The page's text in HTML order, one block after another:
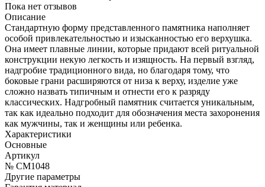
Пока нет отзывов
Описание
Стандартную форму представленного памятника наполняет
особой привлекательностью и изысканностью его верхушка.
Она имеет плавные линии, которые придают всей ритуальной
конструкции некую легкость и изящность. На первый взгляд,
надгробие традиционного вида, но благодаря тому, что
боковые грани расширяются от низа к верху, изделие уже
сложно назвать типичным и отнести его к разряду
классических. Надгробный памятник считается уникальным,
так как идеально подходит для обозначения места захоронения
как мужчины, так и женщины или ребенка.
Характеристики
Основные
Артикул
№ CM1048
Другие параметры